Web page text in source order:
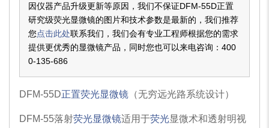
因仪器产品升级更新等原因，我们不保证DFM-55D正置
研究级荧光显微镜的图片和技术参数是最新的，我们推荐
您点击此处联系我们，我们会有专业工程师根据您的需求
提供更优秀的显微镜产品，同时您也可以来电咨询：400
0-135-686
DFM-55D正置荧光显微镜 （无穷远光路系统设计）
DFM-55落射荧光显微镜适用于荧光显微术和透射明视